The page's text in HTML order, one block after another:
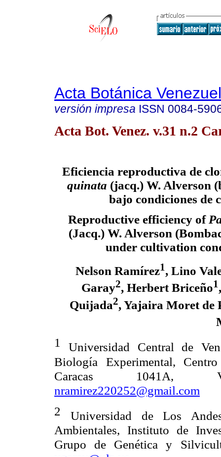
Acta Botánica
versión impresa ISSN 0084-
Acta Bot. Venez. v.31 n.2
Eficiencia reproductiva de
quinata (jacq.) W. Alverson
bajo condiciones de
Reproductive efficiency of
(Jacq.) W. Alverson (
under cultivation
Nelson Ramírez1, Lino
Garay2, Herbert Briceño1
Quijada2,Yajaira Moret de
1 Universidad Central de
Biología Experimental,
Caracas 1041A,
nramirez220252@gmail.com
2 Universidad de Los
Ambientales, Instituto de
Grupo de Genética y